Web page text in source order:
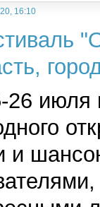
16:10
26 июля
и